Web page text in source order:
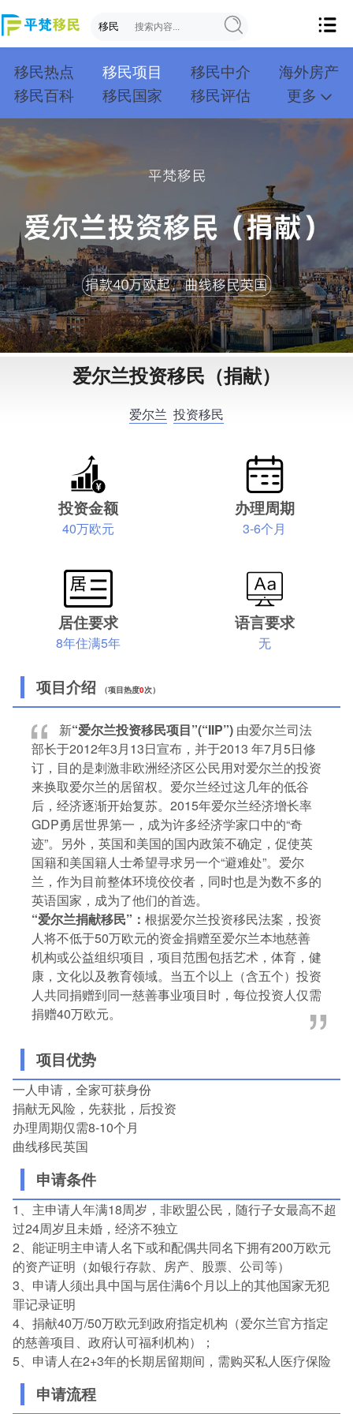
移民热点 移民项目 移民中介
海外房产
移民百科
移民国家 移民评估
更多
成功案例
投资移民 创业移民
购房移民
护照移民
技术移民
移民学院
联系我们
爱尔兰投资移民（捐献）
爱尔兰 投资移民
投资金额
40万欧元
办理周期
3-6个月
居住要求
8年住满5年
语言要求
无
项目介绍 （项目热度0次）
新“爱尔兰投资移民项目”(“IIP”) 由爱尔兰司法
部长于2012年3月13日宣布，并于2013 年7月5日修
订，目的是刺激非欧洲经济区公民用对爱尔兰的投资
来换取爱尔兰的居留权。爱尔兰经过这几年的低谷
后，经济逐渐开始复苏。2015年爱尔兰经济增长率
GDP勇居世界第一，成为许多经济学家口中的“奇
迹”。另外，英国和美国的国内政策不确定，促使英
国籍和美国籍人士希望寻求另一个“避难处”。爱尔
兰，作为目前整体环境佼佼者，同时也是为数不多的
英语国家，成为了他们的首选。
“爱尔兰捐献移民”： 根据爱尔兰投资移民法案，投资
人将不低于50万欧元的资金捐赠至爱尔兰本地慈善
机构或公益组织项目，项目范围包括艺术，体育，健
康，文化以及教育领域。当五个以上（含五个）投资
人共同捐赠到同一慈善事业项目时，每位投资人仅需
捐赠40万欧元。
项目优势
一人申请，全家可获身份
捐献无风险，先获批，后投资
办理周期仅需8-10个月
曲线移民英国
申请条件
1、主申请人年满18周岁，非欧盟公民，随行子女最高不超
过24周岁且未婚，经济不独立
2、能证明主申请人名下或和配偶共同名下拥有200万欧元
的资产证明（如银行存款、房产、股票、公司等）
3、申请人须出具中国与居住满6个月以上的其他国家无犯
罪记录证明
4、捐献40万/50万欧元到政府指定机构（爱尔兰官方指定
的慈善项目、政府认可福利机构）；
5、申请人在2+3年的长期居留期间，需购买私人医疗保险
申请流程